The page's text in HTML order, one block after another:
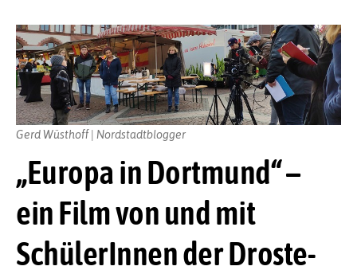
„Europa in Dortmund“ –
ein Film von und mit
SchülerInnen der Droste-
Gerd Wüsthoff | Nordstadtblogger